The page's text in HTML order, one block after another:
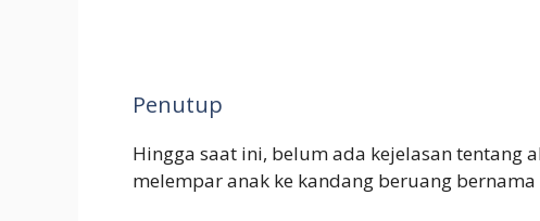
Penutup
Hingga saat ini, belum ada kejelasan tentang
melempar anak ke kandang beruang